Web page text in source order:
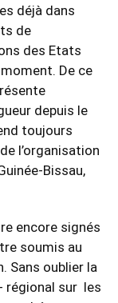
déjà dans
de
des Etats
De ce
depuis le
toujours
l’organisation
Bissau,
encore signés
soumis au
Sans oublier la
régional sur les